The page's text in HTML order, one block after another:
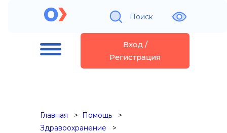
Поиск
Вход /
Регистрация
Главная
Помощь
Здравоохранение